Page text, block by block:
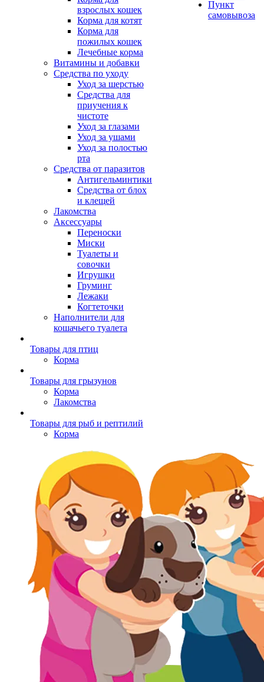
взрослых кошек
Корма для котят
Корма для
пожилых кошек
Лечебные корма
Витамины и добавки
Средства по уходу
Уход за шерстью
Средства для
приучения к
чистоте
Уход за глазами
Уход за ушами
Уход за полостью
рта
Средства от паразитов
Антигельминтики
Средства от блох
и клещей
Лакомства
Аксессуары
Переноски
Миски
Туалеты и
совочки
Игрушки
Груминг
Лежаки
Когтеточки
Наполнители для
кошачьего туалета
Товары для птиц
Корма
Товары для грызунов
Корма
Лакомства
Товары для рыб и рептилий
Корма
Пункт
самовывоза